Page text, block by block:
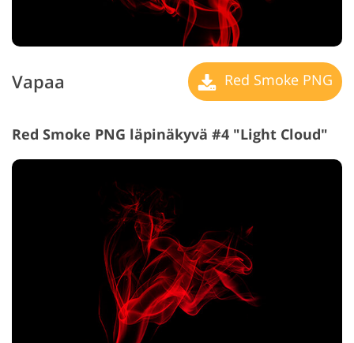
Vapaa Red Smoke PNG
Red Smoke PNG läpinäkyvä #4 "Light Cloud"